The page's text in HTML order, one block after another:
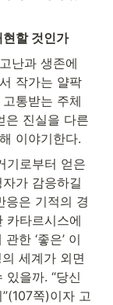
할 것인가
난과 생존에
작가는 얄팍
통받는 주체
은 진실을 다른
이야기한다.
기로부터 얻은
가 감응하길
응은 기적의 경
카타르시스에
한 ‘좋은’ 이
세계가 외면
을까. “당신
쪽)이자 고